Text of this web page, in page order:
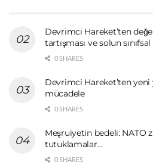
Devrimci Hareket’ten
tartışması ve solun
0 SHARES
Devrimci Hareket’ten yeni
mücadele
0 SHARES
Meşruiyetin bedeli: NATO
tutuklamalar…
0 SHARES